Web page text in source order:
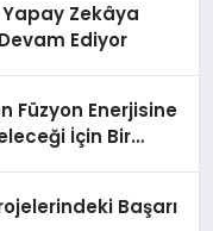
Zekâya
Ediyor
Füzyon Enerjisine
İçin Bir
Başarı